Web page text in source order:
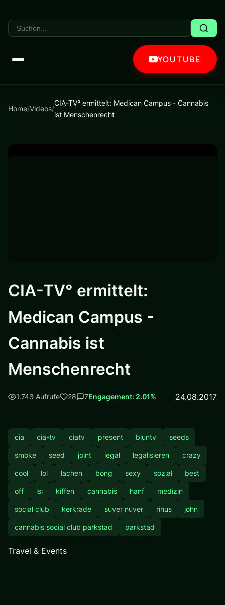
YOUTUBE
Home/Videos/
CIA-TV° ermittelt: Medican Campus - Cannabis
ist Menschenrecht
CIA-TV° ermittelt:
Medican Campus -
Cannabis ist
Menschenrecht
1.743 Aufrufe 28 7Engagement: 2.01% 24.08.2017
cia cia-tv ciatv present bluntv seeds
smoke seed joint legal legalisieren crazy
cool lol lachen bong sexy sozial best
off isi kiffen cannabis hanf medizin
social club kerkrade suver nuver rinus john
cannabis social club parkstad parkstad
Travel & Events